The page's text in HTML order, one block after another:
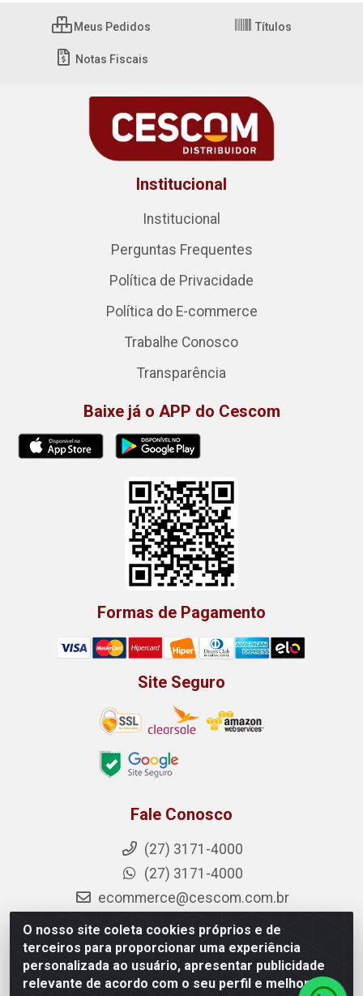
O nosso site coleta cookies próprios e de
terceiros para proporcionar uma experiência
personalizada ao usuário, apresentar publicidade
relevante de acordo com o seu perfil e melhorar a
Meus Pedidos Títulos
Notas Fiscais
Institucional
Institucional
Perguntas Frequentes
Política de Privacidade
Política do E-commerce
Trabalhe Conosco
Transparência
Baixe já o APP do Cescom
Formas de Pagamento
Site Seguro
Fale Conosco
(27) 3171-4000
(27) 3171-4000
ecommerce@cescom.com.br
Seg a Sex 7:45 às 17:30
Instagram
Facebook